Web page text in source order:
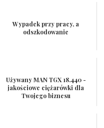
Wypadek przy pracy, a
odszkodowanie
Używany MAN TGX 18.440 -
jakościowe ciężarówki dla
Twojego biznesu